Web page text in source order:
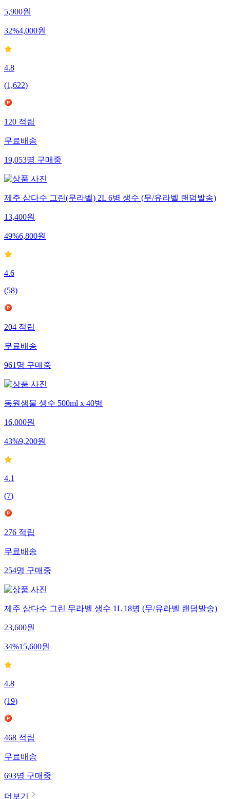
5,900원
32%4,000원
4.8
(1,622)
120 적립
무료배송
19,053명 구매중
제주 삼다수 그린(무라벨) 2L 6병 생수 (무/유라벨 랜덤발송)
13,400원
49%6,800원
4.6
(58)
204 적립
무료배송
961 명 구매중
동원샘물 생수 500ml x 40병
16,000원
43%9,200원
4.1
(7)
276 적립
무료배송
254명 구매중
제주 삼다수 그린 무라벨 생수 1L 18병 (무/유라벨 랜덤발송)
23,600원
34%15,600원
4.8
(19)
468 적립
무료배송
693명 구매중
더보기